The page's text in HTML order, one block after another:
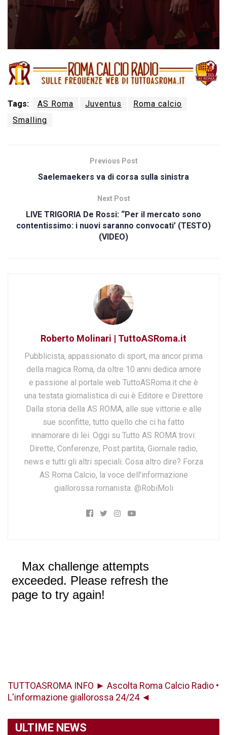
Tags: AS Roma Juventus
Roma calcio
Smalling
Previous Post
Saelemaekers va di corsa sulla sinistra
Next Post
LIVE TRIGORIA De Rossi: “Per il mercato sono
contentissimo: i nuovi saranno convocati’ (TESTO)
(VIDEO)
Roberto Molinari | TuttoASRoma.it
Pubblicista, appassionato di sport, ma ancor prima
della magica Roma, da oltre 10 anni dedica amore
e passione al portale web TuttoASRoma.it che è
una testata giornalistica di cui è Editore e Direttore
Dalla storia della AS ROMA, alle sue vittorie e alle
sue sconfitte, tutto quello che ci ha fatto
innamorare di lei. Oggi su Tutto AS ROMA trovi:
Dirette, Conferenze, Post partita, Giornale radio,
news e tutti gli altri speciali. Cosa altro dire? Forza
AS Roma Calcio, la voce dell'informazione
giallorossa romanista. @RobiMoli
TUTTOASROMA INFO ► Ascolta Roma Calcio Radio •
L'informazione giallorossa 24/24 ◄
ULTIME NEWS